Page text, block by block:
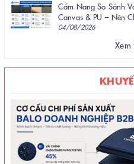
Cẩm Nang So Sánh
Canvas & PU – Nên
04/08/2026
Xem